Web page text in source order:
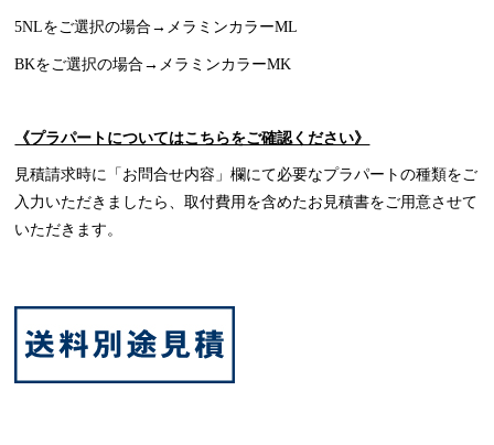
5NLをご選択の場合→メラミンカラーML
BKをご選択の場合→メラミンカラーMK
《プラパートについてはこちらをご確認ください》
見積請求時に「お問合せ内容」欄にて必要なプラパートの種類をご
入力いただきましたら、取付費用を含めたお見積書をご用意させて
いただきます。